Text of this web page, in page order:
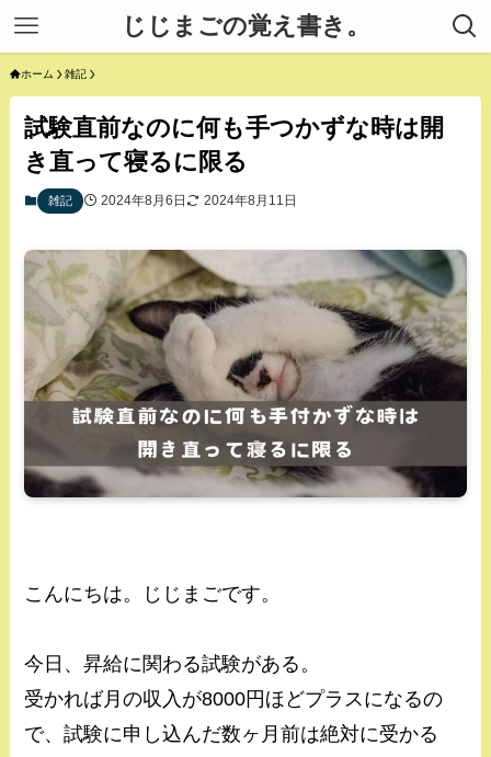
じじまごの覚え書き。
ホーム 雑記
試験直前なのに何も手つかずな時は開
き直って寝るに限る
雑記 2024年8月6日 2024年8月11日
こんにちは。じじまごです。
今日、昇給に関わる試験がある。
受かれば月の収入が8000円ほどプラスになるの
で、試験に申し込んだ数ヶ月前は絶対に受かる